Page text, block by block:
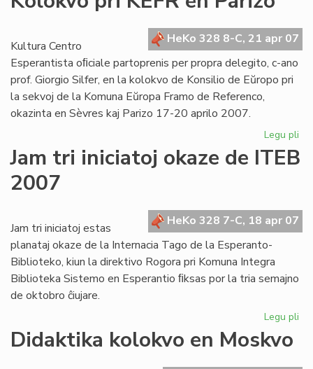
HeKo 328 8-C, 21 apr 07
Kultura Centro
Esperantista oﬁciale partoprenis per propra delegito, c-ano
prof. Giorgio Silfer, en la kolokvo de Konsilio de Eŭropo pri
la sekvoj de la Komuna Eŭropa Framo de Referenco,
okazinta en Sèvres kaj Parizo 17-20 aprilo 2007.
Legu pli
pri
Jam tri iniciatoj okaze de ITEB
2007
HeKo 328 7-C, 18 apr 07
Jam tri iniciatoj estas
planataj okaze de la Internacia Tago de la Esperanto-
Biblioteko, kiun la direktivo Rogora pri Komuna Integra
Biblioteka Sistemo en Esperantio ﬁksas por la tria semajno
de oktobro ĉiujare.
Legu pli
Didaktika kolokvo en Moskvo